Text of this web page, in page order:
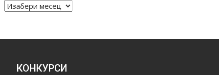
А
И
КОНКУРСИ